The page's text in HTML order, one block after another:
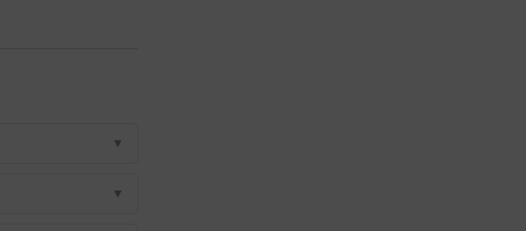
▼
▼